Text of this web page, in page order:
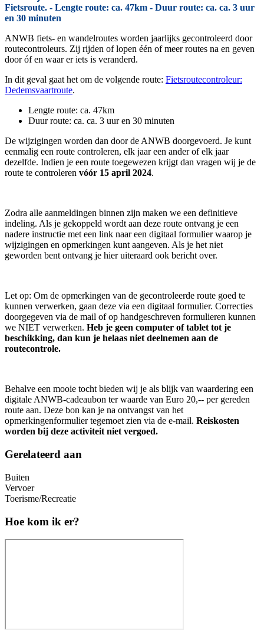
Fietsroute. - Lengte route: ca. 47km - Duur route: ca. ca. 3 uur
en 30 minuten
ANWB fiets- en wandelroutes worden jaarlijks gecontroleerd door
routecontroleurs. Zij rijden of lopen één of meer routes na en geven
door óf en waar er iets is veranderd.
In dit geval gaat het om de volgende route: Fietsroutecontroleur:
Dedemsvaartroute.
Lengte route: ca. 47km
Duur route: ca. ca. 3 uur en 30 minuten
De wijzigingen worden dan door de ANWB doorgevoerd. Je kunt
eenmalig een route controleren, elk jaar een ander of elk jaar
dezelfde. Indien je een route toegewezen krijgt dan vragen wij je de
route te controleren vóór 15 april 2024.
Zodra alle aanmeldingen binnen zijn maken we een definitieve
indeling. Als je gekoppeld wordt aan deze route ontvang je een
nadere instructie met een link naar een digitaal formulier waarop je
wijzigingen en opmerkingen kunt aangeven. Als je het niet
geworden bent ontvang je hier uiteraard ook bericht over.
Let op: Om de opmerkingen van de gecontroleerde route goed te
kunnen verwerken, gaan deze via een digitaal formulier. Correcties
doorgegeven via de mail of op handgeschreven formulieren kunnen
we NIET verwerken. Heb je geen computer of tablet tot je
beschikking, dan kun je helaas niet deelnemen aan de
routecontrole.
Behalve een mooie tocht bieden wij je als blijk van waardering een
digitale ANWB-cadeaubon ter waarde van Euro 20,-- per gereden
route aan. Deze bon kan je na ontvangst van het
opmerkingenformulier tegemoet zien via de e-mail. Reiskosten
worden bij deze activiteit niet vergoed.
Gerelateerd aan
Buiten
Vervoer
Toerisme/Recreatie
Hoe kom ik er?